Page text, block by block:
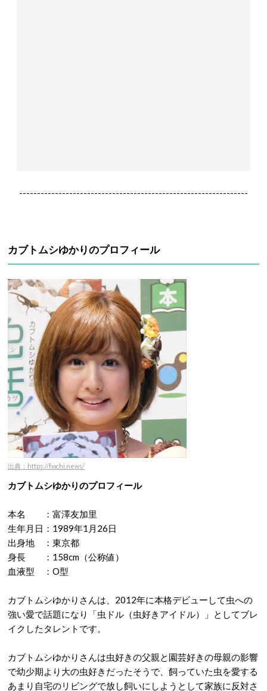
----------------------------------------------------------------
カブトムシゆかりのプロフィール
出典：https://hochi.news/
カブトムシゆかりのプロフィール
本名 ：富澤友加里
生年月日：1989年1月26日
出身地 ：東京都
身長 ：158cm（公称値）
血液型 ：O型
カブトムシゆかりさんは、2012年に本格デビューして虫への
強い愛で話題になり「虫ドル（虫好きアイドル）」としてブレ
イクしたタレントです。
カブトムシゆかりさんは虫好きの父親と園芸好きの母親の影響
で幼少期より大の虫好きだったそうで、飼っていた虫を愛する
あまり自宅のリビングで放し飼いにしようとして家族に反対さ